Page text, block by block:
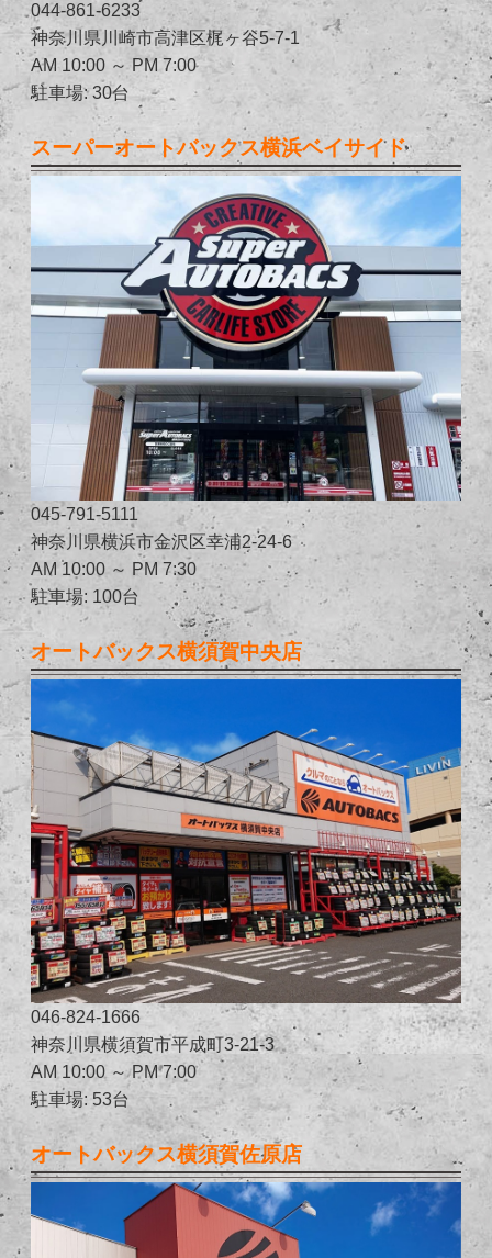
044-861-6233
神奈川県川崎市高津区梶ヶ谷5-7-1
AM 10:00 ～ PM 7:00
駐車場: 30台
スーパーオートバックス横浜ベイサイド
045-791-5111
神奈川県横浜市金沢区幸浦2-24-6
AM 10:00 ～ PM 7:30
駐車場: 100台
オートバックス横須賀中央店
046-824-1666
神奈川県横須賀市平成町3-21-3
AM 10:00 ～ PM 7:00
駐車場: 53台
オートバックス横須賀佐原店